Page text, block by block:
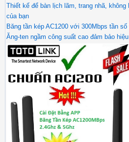
Thiết kế để bàn lịch lãm, trang nhã,
của bạn
Băng tần kép AC1200 với 300Mbps tần
Ăng-ten ngầm công suất cao đảm bảo